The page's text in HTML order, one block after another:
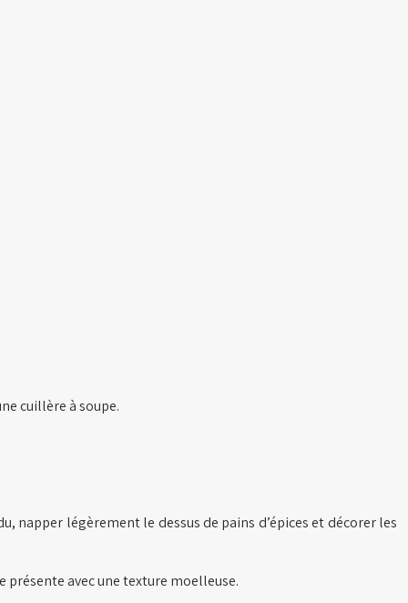
cuillère à soupe.
napper légèrement le dessus de pains d’épices et décorer les
présente avec une texture moelleuse.